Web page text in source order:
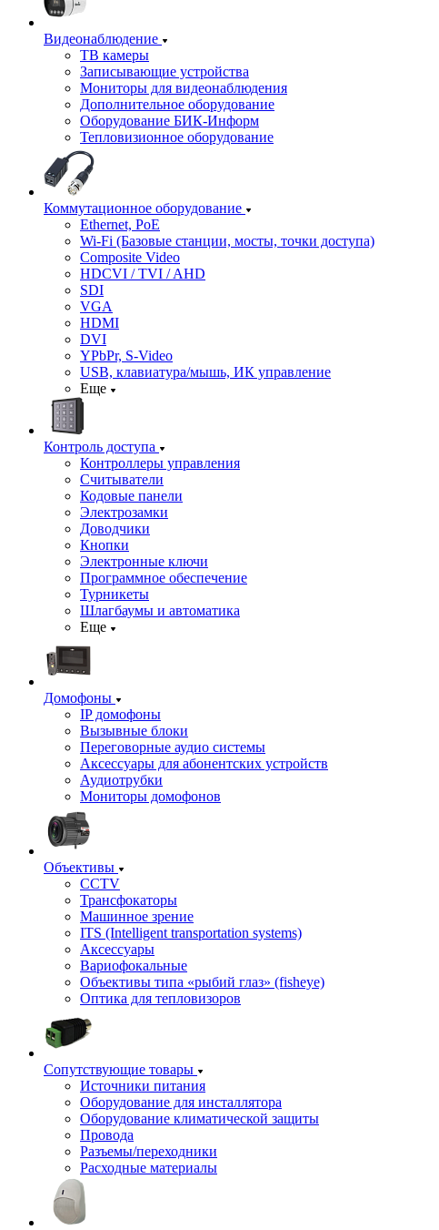
Видеонаблюдение
ТВ камеры
Записывающие устройства
Мониторы для видеонаблюдения
Дополнительное оборудование
Оборудование БИК-Информ
Тепловизионное оборудование
Коммутационное оборудование
Ethernet, PoE
Wi-Fi (Базовые станции, мосты, точки доступа)
Composite Video
HDCVI / TVI / AHD
SDI
VGA
HDMI
DVI
YPbPr, S-Video
USB, клавиатура/мышь, ИК управление
Еще
Контроль доступа
Контроллеры управления
Считыватели
Кодовые панели
Электрозамки
Доводчики
Кнопки
Электронные ключи
Программное обеспечение
Турникеты
Шлагбаумы и автоматика
Еще
Домофоны
IP домофоны
Вызывные блоки
Переговорные аудио системы
Аксессуары для абонентских устройств
Аудиотрубки
Мониторы домофонов
Объективы
CCTV
Трансфокаторы
Машинное зрение
ITS (Intelligent transportation systems)
Аксессуары
Вариофокальные
Объективы типа «рыбий глаз» (fisheye)
Оптика для тепловизоров
Сопутствующие товары
Источники питания
Оборудование для инсталлятора
Оборудование климатической защиты
Провода
Разъемы/переходники
Расходные материалы